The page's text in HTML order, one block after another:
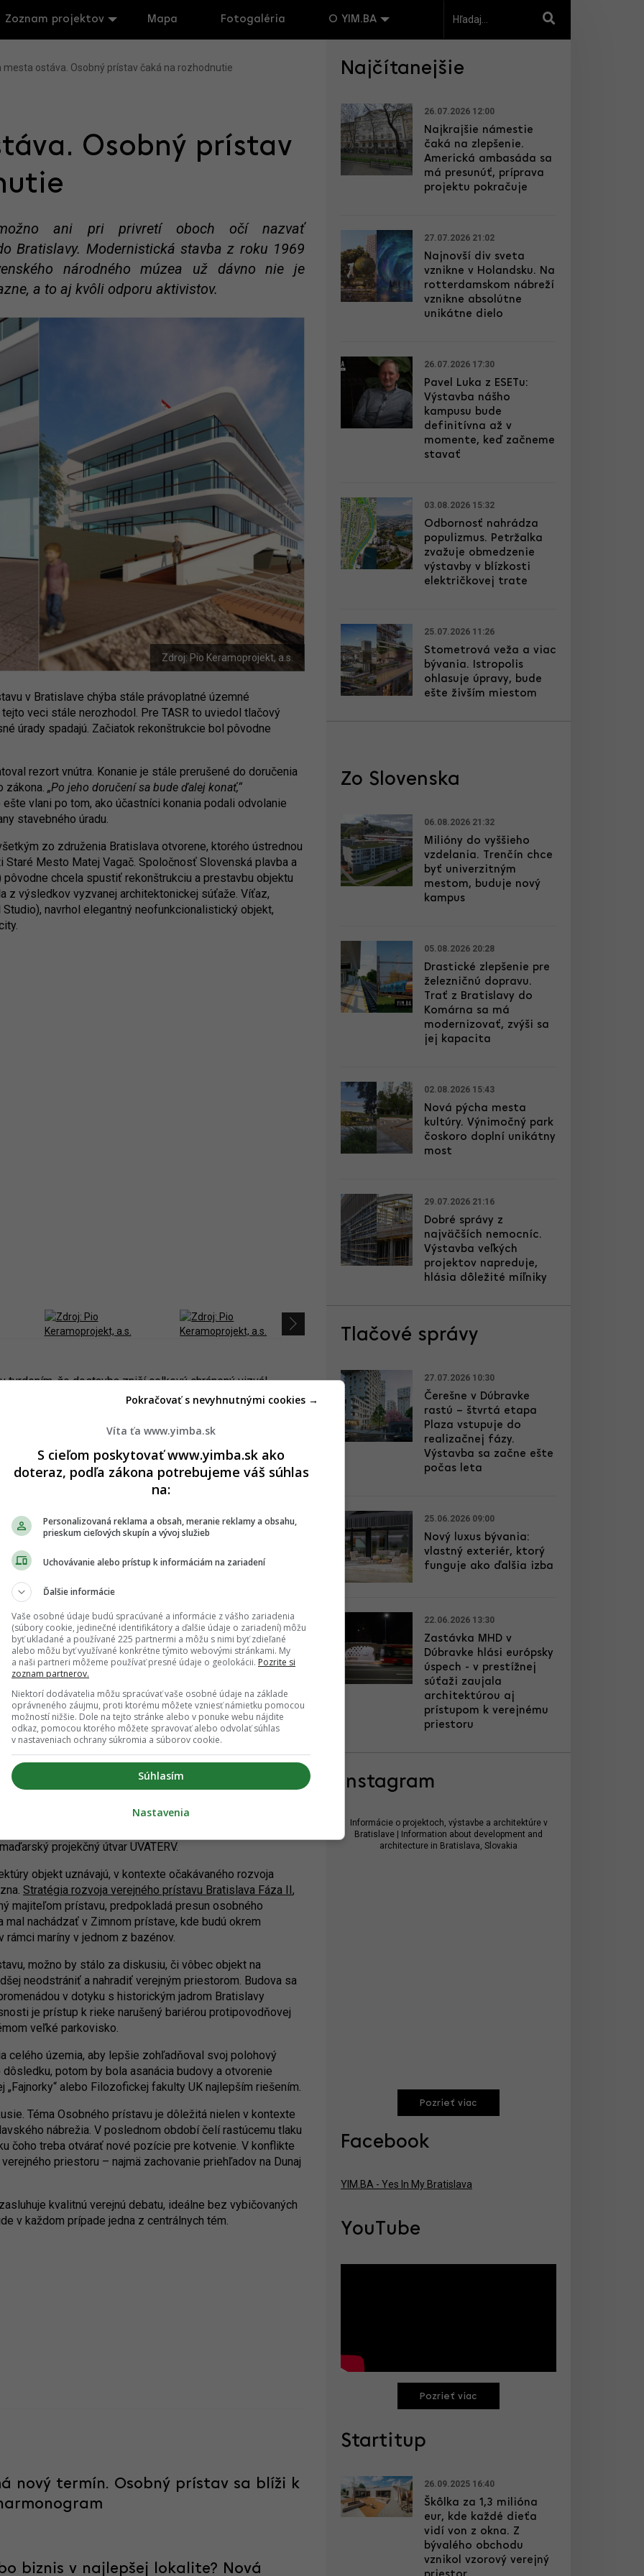
Zoznam projektov Mapa Fotogaléria O YIM.BA
mesta ostáva. Osobný prístav čaká na rozhodnutie
Osobný prístav
ani pri privretí oboch očí nazvať
Bratislavy. Modernistická stavba z roku 1969
národného múzea už dávno nie je
a to aj kvôli odporu aktivistov.
Zdroj: Pio Keramoprojekt, a.s.
v Bratislave chýba stále právoplatné územné
veci stále nerozhodol. Pre TASR to uviedol tlačový
úrady spadajú. Začiatok rekonštrukcie bol pôvodne
rezort vnútra. Konanie je stále prerušené do doručenia
zákona. „Po jeho doručení sa bude ďalej konať,“
vlani po tom, ako účastníci konania podali odvolanie
stavebného úradu.
zo združenia Bratislava otvorene, ktorého ústrednou
Mesto Matej Vagač. Spoločnosť Slovenská plavba a
chcela spustiť rekonštrukciu a prestavbu objektu
z výsledkov vyzvanej architektonickej súťaže. Víťaz,
navrhol elegantný neofunkcionalistický objekt,
že dostavba zničí celkový chránený vizuál
výrazne zdeformuje pamiatkovo chránené diaľkové
pamiatky (NKP) – budovy Slovenského
rozhodlo investorovi neprenajať časť mestského
pavilónu pre
projekt, v ktorom podľa svojich slov zohľadnil väčšinu
znížil. Spoločnosť viackrát poznamenala, že výška
sa v blízkosti budovy na nábreží. Po predložení
prácami začne ešte v roku 2019 a s rekonštrukciou v
samozrejme tvrdí, že kritika je neopodstatnená a že si
pravda, ale rozhodne Okresný úrad. Následne ju čaká
úrade, ktorého štatutárom je Matej Vagač.
dlhá cesta. Kým sa nerozhodne, budova ostane
prešla v 90-tych rokoch minulého storočia,
i morálne zastaraný a nespĺňa nároky na reprezentatívnu
možno povedať o priľahlom verejnom priestore zo strany
úpravy, ktoré mierne zvýšili úroveň plôch.
prístavu. Zdroj: DF Creative Group
pavilón s preskleným obvodovým plášťom,
odbavovacia hala, niekoľko prevádzok či
projekčný útvar UVATERV.
objekt uznávajú, v kontexte očakávaného rozvoja
Stratégia rozvoja verejného prístavu Bratislava Fáza II ,
majiteľom prístavu, predpokladá presun osobného
nachádzať v Zimnom prístave, kde budú okrem
maríny v jednom z bazénov.
možno by stálo za diskusiu, či vôbec objekt na
neodstrániť a nahradiť verejným priestorom. Budova sa
v dotyku s historickým jadrom Bratislavy
je prístup k rieke narušený bariérou protipovodňovej
veľké parkovisko.
celého územia, aby lepšie zohľadňoval svoj polohový
potom by bola asanácia budovy a otvorenie
alebo Filozofickej fakulty UK najlepším riešením.
Téma Osobného prístavu je dôležitá nielen v kontexte
nábrežia. V poslednom období čelí rastúcemu tlaku
čoho treba otvárať nové pozície pre kotvenie. V konflikte
priestoru – najmä zachovanie priehľadov na Dunaj
kvalitnú verejnú debatu, ideálne bez vybičovaných
v každom prípade jedna z centrálnych tém.
nový termín. Osobný prístav sa blíži k
biznis v najlepšej lokalite? Nová
Najčítanejšie
26.07.2026 12:00
Najkrajšie námestie
čaká na zlepšenie.
Americká ambasáda sa
má presunúť, príprava
projektu pokračuje
27.07.2026 21:02
Najnovší div sveta
vznikne v Holandsku. Na
rotterdamskom nábreží
vznikne absolútne
unikátne dielo
26.07.2026 17:30
Pavel Luka z ESETu:
Výstavba nášho
kampusu bude
definitívna až v
momente, keď začneme
stavať
03.08.2026 15:32
Odbornosť nahrádza
populizmus. Petržalka
zvažuje obmedzenie
výstavby v blízkosti
električkovej trate
25.07.2026 11:26
Stometrová veža a viac
bývania. Istropolis
ohlasuje úpravy, bude
ešte živším miestom
Zo Slovenska
06.08.2026 21:32
Milióny do vyššieho
vzdelania. Trenčín chce
byť univerzitným
mestom, buduje nový
kampus
05.08.2026 20:28
Drastické zlepšenie pre
železničnú dopravu.
Trať z Bratislavy do
Komárna sa má
modernizovať, zvýši sa
jej kapacita
02.08.2026 15:43
Nová pýcha mesta
kultúry. Výnimočný park
čoskoro doplní unikátny
most
29.07.2026 21:16
Dobré správy z
najväčších nemocníc.
Výstavba veľkých
projektov napreduje,
hlásia dôležité míľniky
Tlačové správy
27.07.2026 10:30
Čerešne v Dúbravke
rastú – štvrtá etapa
Plaza vstupuje do
realizačnej fázy.
Výstavba sa začne ešte
počas leta
25.06.2026 09:00
Nový luxus bývania:
vlastný exteriér, ktorý
funguje ako ďalšia izba
22.06.2026 13:30
Zastávka MHD v
Dúbravke hlási európsky
úspech - v prestížnej
súťaži zaujala
architektúrou aj
prístupom k verejnému
priestoru
Instagram
Informácie o projektoch, výstavbe a architektúre v
Bratislave | Information about development and
architecture in Bratislava, Slovakia
Pozrieť viac
Facebook
YIM.BA - Yes In My Bratislava
YouTube
Pozrieť viac
Startitup
26.09.2025 16:40
Škôlka za 1,3 milióna
eur, kde každé dieťa
vidí von z okna. Z
bývalého obchodu
vznikol vzorový verejný
Víta ťa www.yimba.sk
S cieľom poskytovať www.yimba.sk ako
doteraz, podľa zákona potrebujeme váš súhlas
na:
Personalizovaná reklama a obsah, meranie reklamy a obsahu,
prieskum cieľových skupín a vývoj služieb
Uchovávanie alebo prístup k informáciám na zariadení
Ďalšie informácie
Vaše osobné údaje budú spracúvané a informácie z vášho zariadenia
(súbory cookie, jedinečné identifikátory a ďalšie údaje o zariadení) môžu
byť ukladané a používané 225 partnermi a môžu s nimi byť zdieľané
alebo môžu byť využívané konkrétne týmito webovými stránkami. My
a naši partneri môžeme používať presné údaje o geolokácii. Pozrite si
zoznam partnerov.
Niektorí dodávatelia môžu spracúvať vaše osobné údaje na základe
oprávneného záujmu, proti ktorému môžete vzniesť námietku pomocou
možností nižšie. Dole na tejto stránke alebo v ponuke webu nájdite
odkaz, pomocou ktorého môžete spravovať alebo odvolať súhlas
v nastaveniach ochrany súkromia a súborov cookie.
Súhlasím
Pokračovať s nevyhnutnými cookies →
Nastavenia